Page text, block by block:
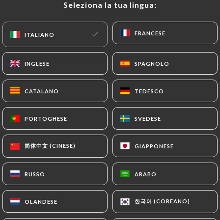
Seleziona la tua lingua:
ITALIANO FRANCESE
INGLESE SPAGNOLO
CATALANO TEDESCO
PORTOGHESE SVEDESE
简体中文 (CINESE) GIAPPONESE
RUSSO ARABO
OLANDESE 한국어 (COREANO)
PAGINA INIZIALE
Contatto
Alexandria
Seleziona la tua lingua:
ITALIANO FRANCESE
INGLESE SPAGNOLO
CATALANO TEDESCO
PORTOGHESE SVEDESE
简体中文 (CINESE) GIAPPONESE
RUSSO ARABO
OLANDESE 한국어 (COREANO)